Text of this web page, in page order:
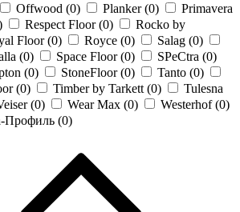
Offwood (0) Planker (0)
Primavera
Respect Floor (0)
Rocko by
Floor (0) Royce (0) Salag (0)
(0) Space Floor (0) SPeCtra (0)
(0) StoneFloor (0) Tanto (0)
(0) Timber by Tarkett (0)
Tulesna
(0) Wear Max (0) Westerhof (0)
Профиль (0)